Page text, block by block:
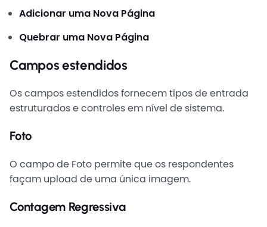
Adicionar uma Nova Página
Quebrar uma Nova Página
Campos estendidos
Os campos estendidos fornecem tipos de entrada
estruturados e controles em nível de sistema.
Foto
O campo de Foto permite que os respondentes
façam upload de uma única imagem.
Contagem Regressiva